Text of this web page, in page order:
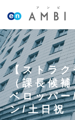
【ストラ
（課長候
ベロッパ
ン/土日祝